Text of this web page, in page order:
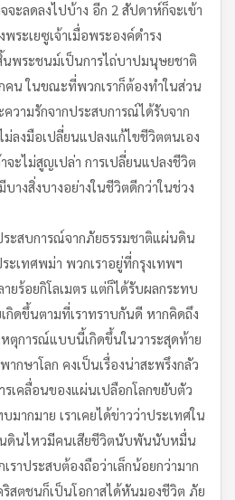
จะลดลงไปบ้าง อีก 2 สัปดาห์ก็จะเข้า
ระเยซูเจ้าเมื่อพระองค์ดำรง
พระชนม์เป็นการไถ่บาปมนุษยชาติ
น ในขณะที่พวกเราก็ต้องทำในส่วน
วามรักจากประสบการณ์ได้รับจาก
ม่ลงมือเปลี่ยนแปลงแก้ไขชีวิตตนเอง
จะไม่สูญเปล่า การเปลี่ยนแปลงชีวิต
างสิ่งบางอย่างในชีวิตดีกว่าในช่วง
ะสบการณ์จากภัยธรรมชาติแผ่นดิน
ะเทศพม่า พวกเราอยู่ที่กรุงเทพฯ
ยร้อยกิโลเมตร แต่ก็ได้รับผลกระทบ
กิดขึ้นตามที่เราทราบกันดี หากคิดถึง
ตุการณ์แบบนี้เกิดขึ้นในวาระสุดท้าย
ากษาโลก คงเป็นเรื่องน่าสะพรึงกลัว
รเคลื่อนของแผ่นเปลือกโลกขยับตัว
มากมาย เราเคยได้ข่าวว่าประเทศใน
ดินไหวมีคนเสียชีวิตนับพันนับหมื่น
ราประสบต้องถือว่าเล็กน้อยกว่ามาก
สตชนก็เป็นโอกาสได้หันมองชีวิต ภัย